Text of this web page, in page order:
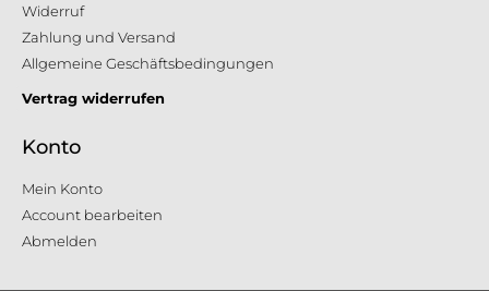
Widerruf
Zahlung und Versand
Allgemeine Geschäftsbedingungen
Vertrag widerrufen
Konto
Mein Konto
Account bearbeiten
Abmelden